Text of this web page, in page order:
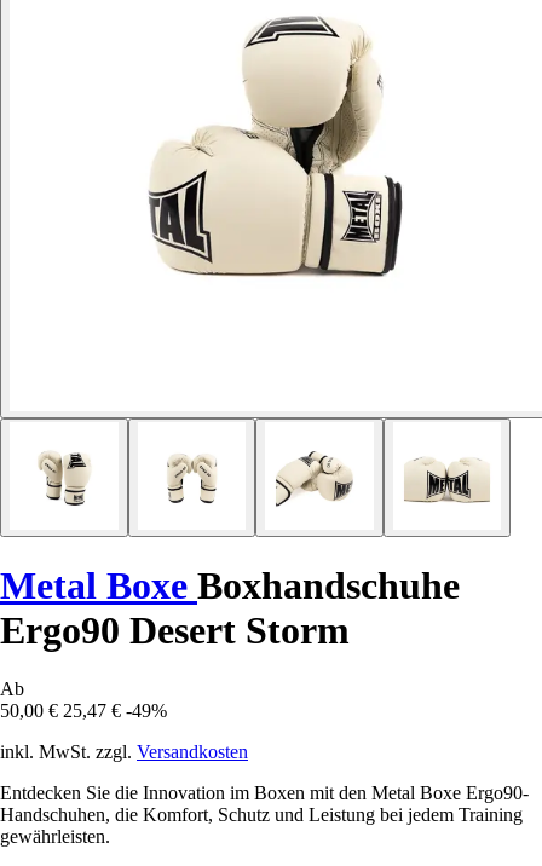
Metal Boxe Boxhandschuhe
Ergo90 Desert Storm
Ab
50,00 € 25,47 € -49%
inkl. MwSt. zzgl. Versandkosten
Entdecken Sie die Innovation im Boxen mit den Metal Boxe Ergo90-
Handschuhen, die Komfort, Schutz und Leistung bei jedem Training
gewährleisten.